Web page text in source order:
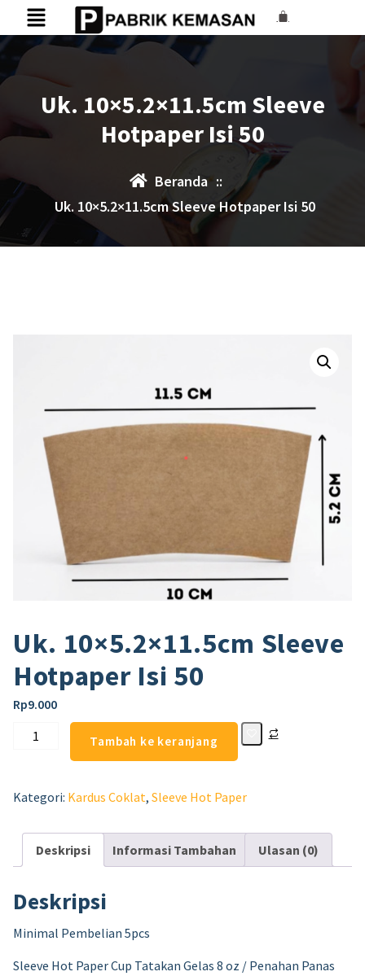
Uk. 10×5.2×11.5cm Sleeve
Hotpaper Isi 50
Beranda ::
Uk. 10×5.2×11.5cm Sleeve Hotpaper Isi 50
Uk. 10×5.2×11.5cm Sleeve
Hotpaper Isi 50
Rp9.000
Tambah ke keranjang
Kategori: Kardus Coklat, Sleeve Hot Paper
Deskripsi Informasi Tambahan Ulasan (0)
Deskripsi
Minimal Pembelian 5pcs
Sleeve Hot Paper Cup Tatakan Gelas 8 oz / Penahan Panas